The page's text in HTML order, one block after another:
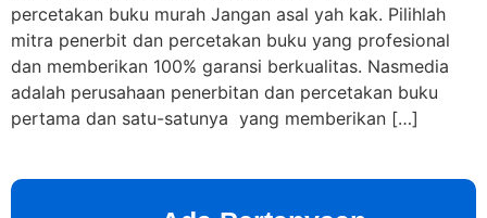
percetakan buku murah Jangan asal yah kak. Pilihlah
mitra penerbit dan percetakan buku yang profesional
dan memberikan 100% garansi berkualitas. Nasmedia
adalah perusahaan penerbitan dan percetakan buku
pertama dan satu-satunya yang memberikan […]